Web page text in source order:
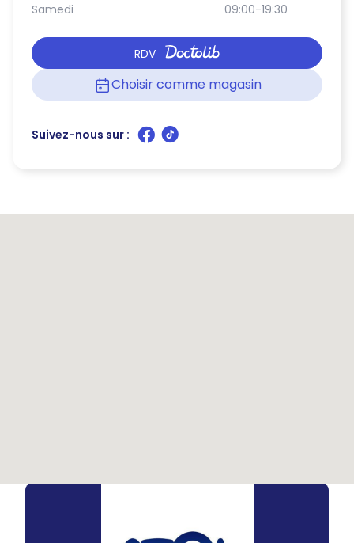
Samedi
09:00-19:30
RDV
Choisir comme magasin
Suivez-nous sur :